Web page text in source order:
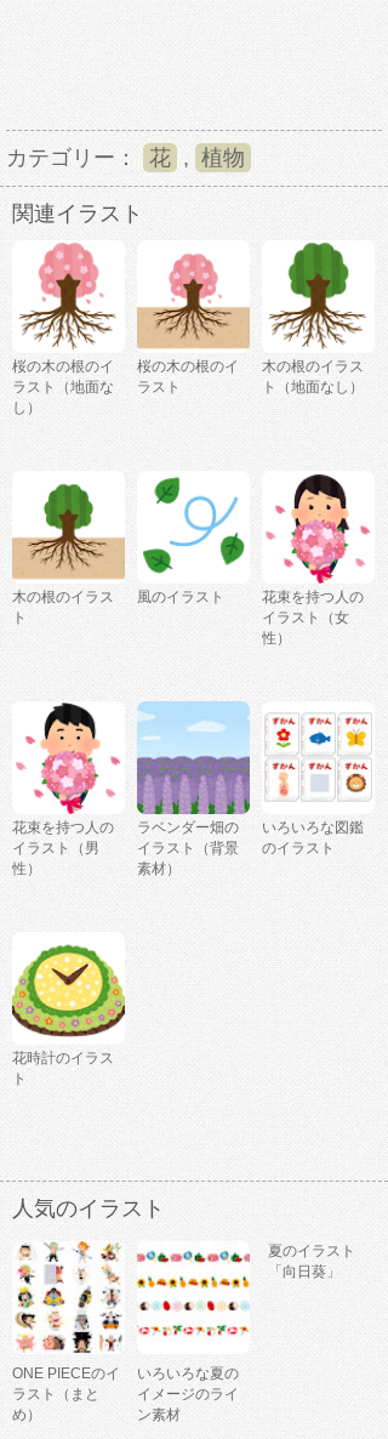
カテゴリー： 花 , 植物
関連イラスト
桜の木の根のイ
ラスト（地面な
し）
桜の木の根のイ
ラスト
木の根のイラス
ト（地面なし）
木の根のイラス
ト
風のイラスト
花束を持つ人の
イラスト（女
性）
花束を持つ人の
イラスト（男
性）
ラベンダー畑の
イラスト（背景
素材）
いろいろな図鑑
のイラスト
花時計のイラス
ト
人気のイラスト
ONE PIECEのイ
ラスト（まと
め）
いろいろな夏の
イメージのライ
ン素材
夏のイラスト
「向日葵」